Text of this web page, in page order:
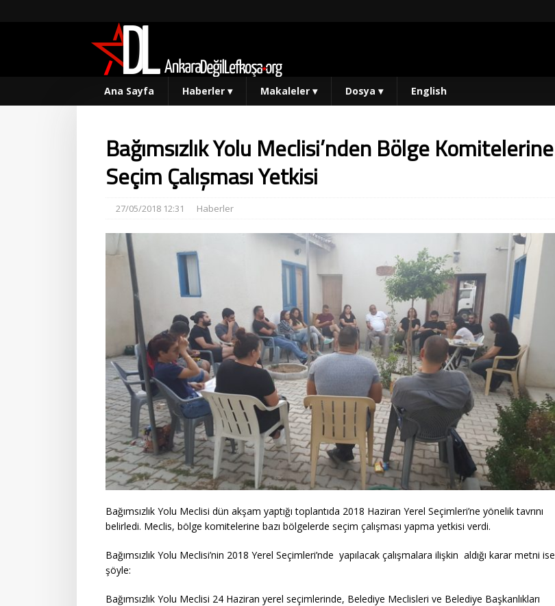
Ana Sayfa Haberler ▾ Makaleler ▾ Dosya ▾ English
Bağımsızlık Yolu Meclisi’nden Bölge Komitelerine
Seçim Çalışması Yetkisi
27/05/2018 12:31 Haberler
Bağımsızlık Yolu Meclisi dün akşam yaptığı toplantıda 2018 Haziran Yerel Seçimleri’ne yönelik tavrını
belirledi. Meclis, bölge komitelerine bazı bölgelerde seçim çalışması yapma yetkisi verdi.
Bağımsızlık Yolu Meclisi’nin 2018 Yerel Seçimleri’nde yapılacak çalışmalara ilişkin aldığı karar metni ise
şöyle:
Bağımsızlık Yolu Meclisi 24 Haziran yerel seçimlerinde, Belediye Meclisleri ve Belediye Başkanlıkları